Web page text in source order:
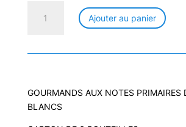
Ajouter au panier
GOURMANDS AUX NOTES PRIMAIRES
BLANCS